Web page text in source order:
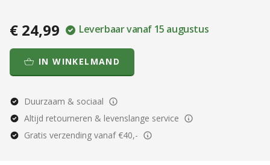
€ 24,99 Leverbaar vanaf 15 augustus
IN WINKELMAND
Duurzaam & sociaal
Altijd retourneren & levenslange service
Gratis verzending vanaf €40,-